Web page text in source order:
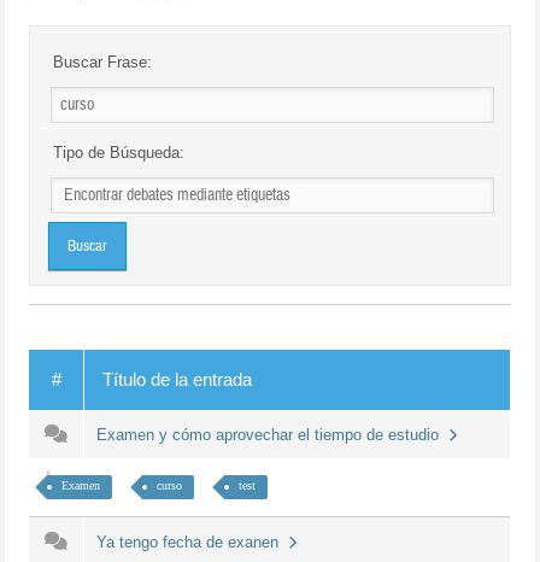
Buscar Frase:
Tipo de Búsqueda:
# Título de la entrada
Examen y cómo aprovechar el tiempo de estudio
Examen curso test
Ya tengo fecha de exanen